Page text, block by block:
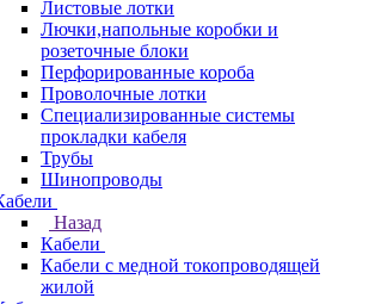
Листовые лотки
Лючки,напольные коробки и
розеточные блоки
Перфорированные короба
Проволочные лотки
Специализированные системы
прокладки кабеля
Трубы
Шинопроводы
Назад
Кабели
Кабели с медной токопроводящей
жилой